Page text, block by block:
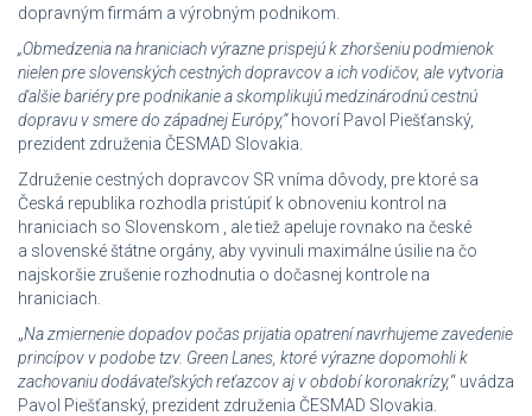
dopravným firmám a výrobným podnikom.
„Obmedzenia na hraniciach výrazne prispejú k zhoršeniu podmienok
nielen pre slovenských cestných dopravcov a ich vodičov, ale vytvoria
ďalšie bariéry pre podnikanie a skomplikujú medzinárodnú cestnú
dopravu v smere do západnej Európy,“hovorí Pavol Piešťanský,
prezident združenia ČESMAD Slovakia.
Združenie cestných dopravcov SR vníma dôvody, pre ktoré sa
Česká republika rozhodla pristúpiť k obnoveniu kontrol na
hraniciach so Slovenskom , ale tiež apeluje rovnako na české
a slovenské štátne orgány, aby vyvinuli maximálne úsilie na čo
najskoršie zrušenie rozhodnutia o dočasnej kontrole na
hraniciach.
„Na zmiernenie dopadov počas prijatia opatrení navrhujeme zavedenie
princípov v podobe tzv. Green Lanes, ktoré výrazne dopomohli k
zachovaniu dodávateľských reťazcov aj v období koronakrízy,“ uvádza
Pavol Piešťanský, prezident združenia ČESMAD Slovakia.